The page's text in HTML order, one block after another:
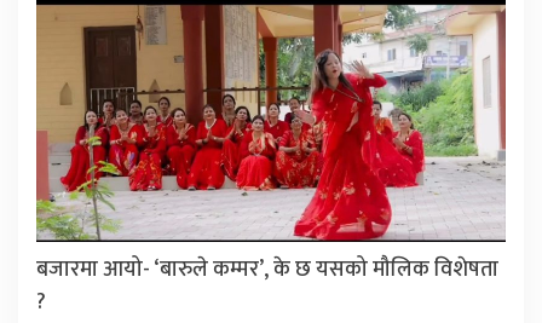
बजारमा आयो- ‘बारुले कम्मर’, के छ यसको मौलिक विशेषता
?